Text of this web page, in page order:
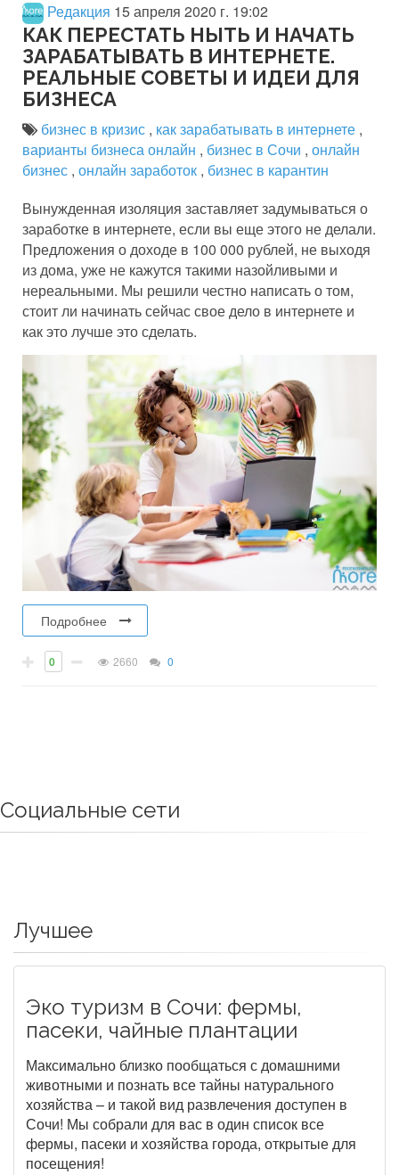
Редакция 15 апреля 2020 г. 19:02
КАК ПЕРЕСТАТЬ НЫТЬ И НАЧАТЬ
ЗАРАБАТЫВАТЬ В ИНТЕРНЕТЕ.
РЕАЛЬНЫЕ СОВЕТЫ И ИДЕИ ДЛЯ
БИЗНЕСА
бизнес в кризис , как зарабатывать в интернете ,
варианты бизнеса онлайн , бизнес в Сочи , онлайн
бизнес , онлайн заработок , бизнес в карантин
Вынужденная изоляция заставляет задумываться о
заработке в интернете, если вы еще этого не делали.
Предложения о доходе в 100 000 рублей, не выходя
из дома, уже не кажутся такими назойливыми и
нереальными. Мы решили честно написать о том,
стоит ли начинать сейчас свое дело в интернете и
как это лучше это сделать.
Подробнее
0 2660 0
Социальные сети
Лучшее
Эко туризм в Сочи: фермы,
пасеки, чайные плантации
Максимально близко пообщаться с домашними
животными и познать все тайны натурального
хозяйства – и такой вид развлечения доступен в
Сочи! Мы собрали для вас в один список все
фермы, пасеки и хозяйства города, открытые для
посещения!